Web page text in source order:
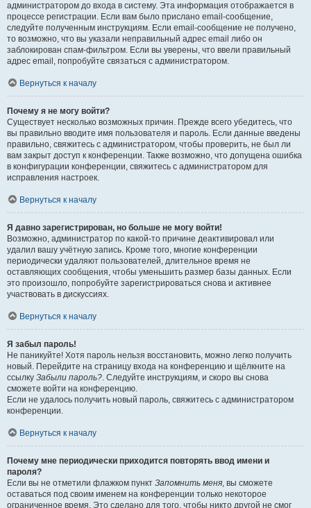
администратором до входа в систему. Эта информация отображается в
процессе регистрации. Если вам было прислано email-сообщение,
следуйте полученным инструкциям. Если email-сообщение не получено,
то возможно, что вы указали неправильный адрес email либо он
заблокирован спам-фильтром. Если вы уверены, что ввели правильный
адрес email, попробуйте связаться с администратором.
Вернуться к началу
Почему я не могу войти?
Существует несколько возможных причин. Прежде всего убедитесь, что
вы правильно вводите имя пользователя и пароль. Если данные введены
правильно, свяжитесь с администратором, чтобы проверить, не был ли
вам закрыт доступ к конференции. Также возможно, что допущена ошибка
в конфигурации конференции, свяжитесь с администратором для
исправления настроек.
Вернуться к началу
Я давно зарегистрирован, но больше не могу войти!
Возможно, администратор по какой-то причине деактивировал или
удалил вашу учётную запись. Кроме того, многие конференции
периодически удаляют пользователей, длительное время не
оставляющих сообщения, чтобы уменьшить размер базы данных. Если
это произошло, попробуйте зарегистрироваться снова и активнее
участвовать в дискуссиях.
Вернуться к началу
Я забыл пароль!
Не паникуйте! Хотя пароль нельзя восстановить, можно легко получить
новый. Перейдите на страницу входа на конференцию и щёлкните на
ссылку Забыли пароль?. Следуйте инструкциям, и скоро вы снова
сможете войти на конференцию.
Если не удалось получить новый пароль, свяжитесь с администратором
конференции.
Вернуться к началу
Почему мне периодически приходится повторять ввод имени и
пароля?
Если вы не отметили флажком пункт Запомнить меня, вы сможете
оставаться под своим именем на конференции только некоторое
ограниченное время. Это сделано для того, чтобы никто другой не смог